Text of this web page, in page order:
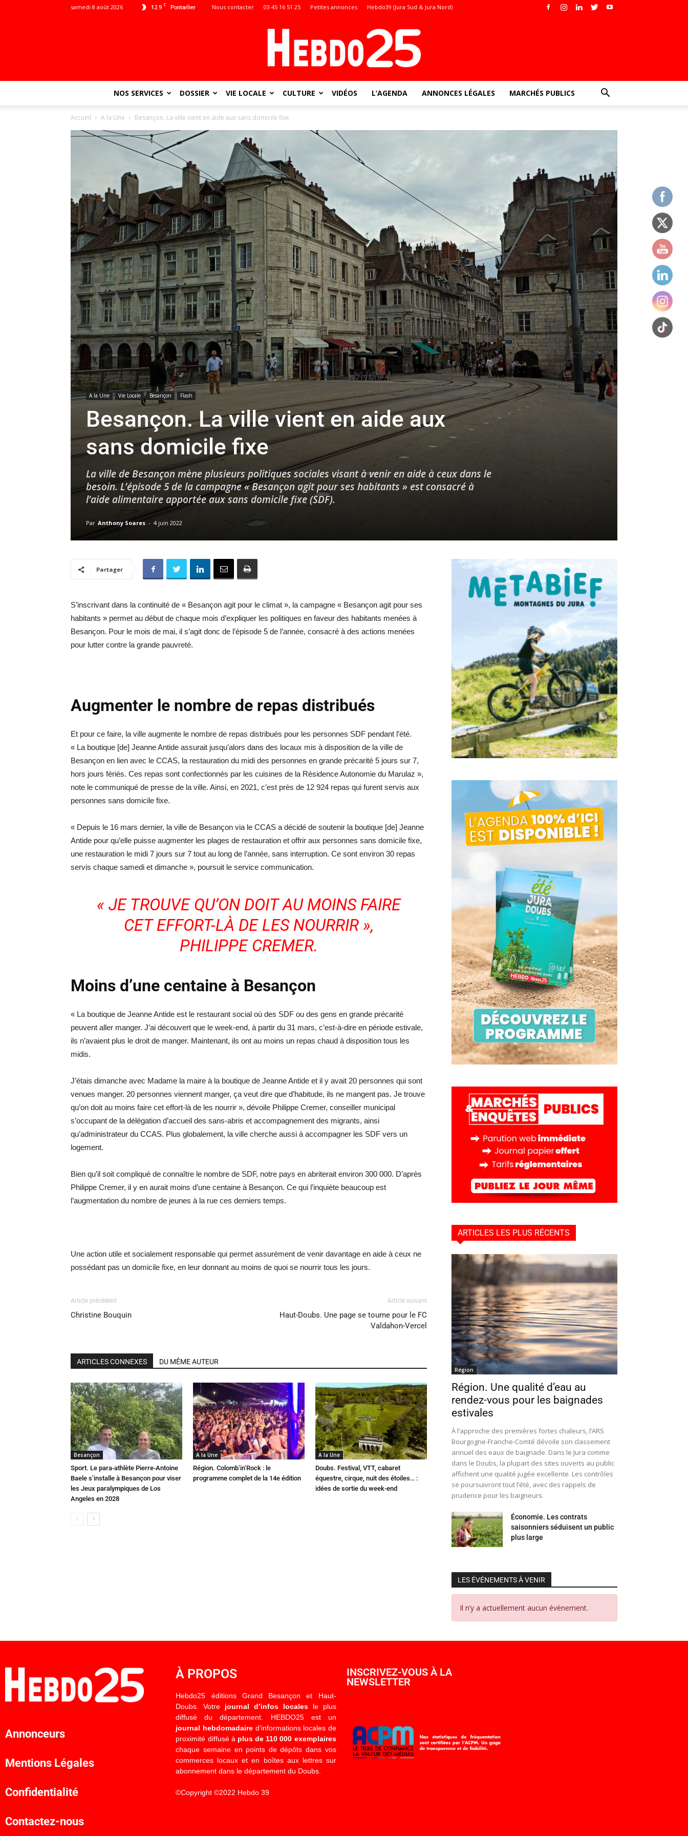
12.9 C Pontarlier
samedi 8 août 2026 Nous contacter 03 45 16 51 25 Petites annonces Hebdo39 (Jura Sud & Jura Nord)
toute
l'info
locale
NOS SERVICES DOSSIER VIE LOCALE CULTURE VIDÉOS L’AGENDA ANNONCES LÉGALES MARCHÉS PUBLICS
Accueil A la Une Besançon. La ville vient en aide aux sans domicile fixe
A la Une Vie Locale Besançon Flash
Besançon. La ville vient en aide aux
sans domicile fixe
La ville de Besançon mène plusieurs politiques sociales visant à venir en aide à ceux dans le
besoin. L’épisode 5 de la campagne « Besançon agit pour ses habitants » est consacré à
l’aide alimentaire apportée aux sans domicile fixe (SDF).
Par Anthony Soares - 4 juin 2022
Partager
S’inscrivant dans la continuité de « Besançon agit pour le climat », la campagne « Besançon agit pour ses
habitants » permet au début de chaque mois d’expliquer les politiques en faveur des habitants menées à
Besançon. Pour le mois de mai, il s’agit donc de l’épisode 5 de l’année, consacré à des actions menées
pour lutter contre la grande pauvreté.
Augmenter le nombre de repas distribués
Et pour ce faire, la ville augmente le nombre de repas distribués pour les personnes SDF pendant l’été.
« La boutique [de] Jeanne Antide assurait jusqu’alors dans des locaux mis à disposition de la ville de
Besançon en lien avec le CCAS, la restauration du midi des personnes en grande précarité 5 jours sur 7,
hors jours fériés. Ces repas sont confectionnés par les cuisines de la Résidence Autonomie du Marulaz »,
note le communiqué de presse de la ville. Ainsi, en 2021, c’est près de 12 924 repas qui furent servis aux
personnes sans domicile fixe.
« Depuis le 16 mars dernier, la ville de Besançon via le CCAS a décidé de soutenir la boutique [de] Jeanne
Antide pour qu’elle puisse augmenter les plages de restauration et offrir aux personnes sans domicile fixe,
une restauration le midi 7 jours sur 7 tout au long de l’année, sans interruption. Ce sont environ 30 repas
servis chaque samedi et dimanche », poursuit le service communication.
« JE TROUVE QU’ON DOIT AU MOINS FAIRE
CET EFFORT-LÀ DE LES NOURRIR »,
PHILIPPE CREMER.
Moins d’une centaine à Besançon
« La boutique de Jeanne Antide est le restaurant social où des SDF ou des gens en grande précarité
peuvent aller manger. J’ai découvert que le week-end, à partir du 31 mars, c’est-à-dire en période estivale,
ils n’avaient plus le droit de manger. Maintenant, ils ont au moins un repas chaud à disposition tous les
midis.
J’étais dimanche avec Madame la maire à la boutique de Jeanne Antide et il y avait 20 personnes qui sont
venues manger. 20 personnes viennent manger, ça veut dire que d’habitude, ils ne mangent pas. Je trouve
qu’on doit au moins faire cet effort-là de les nourrir », dévoile Philippe Cremer, conseiller municipal
s’occupant de la délégation d’accueil des sans-abris et accompagnement des migrants, ainsi
qu’administrateur du CCAS. Plus globalement, la ville cherche aussi à accompagner les SDF vers un
logement.
Bien qu’il soit compliqué de connaître le nombre de SDF, notre pays en abriterait environ 300 000. D’après
Philippe Cremer, il y en aurait moins d’une centaine à Besançon. Ce qui l’inquiète beaucoup est
l’augmentation du nombre de jeunes à la rue ces derniers temps.
Une action utile et socialement responsable qui permet assurément de venir davantage en aide à ceux ne
possédant pas un domicile fixe, en leur donnant au moins de quoi se nourrir tous les jours.
Article précédent
Christine Bouquin
Article suivant
Haut-Doubs. Une page se tourne pour le FC
Valdahon-Vercel
ARTICLES CONNEXES DU MÊME AUTEUR
Besançon
Sport. Le para-athlète Pierre-Antoine
Baele s’installe à Besançon pour viser
les Jeux paralympiques de Los
Angeles en 2028
A la Une
Région. Colomb’in’Rock : le
programme complet de la 14e édition
A la Une
Doubs. Festival, VTT, cabaret
équestre, cirque, nuit des étoiles… :
idées de sortie du week-end
ARTICLES LES PLUS RÉCENTS
Région
Région. Une qualité d’eau au
rendez-vous pour les baignades
estivales
À l’approche des premières fortes chaleurs, l’ARS
Bourgogne-Franche-Comté dévoile son classement
annuel des eaux de baignade. Dans le Jura comme
dans le Doubs, la plupart des sites ouverts au public
affichent une qualité jugée excellente. Les contrôles
se poursuivront tout l’été, avec des rappels de
prudence pour les baigneurs.
Économie. Les contrats
saisonniers séduisent un public
plus large
LES ÉVÉNEMENTS À VENIR
Il n’y a actuellement aucun évènement.
Annonceurs
Mentions Légales
Confidentialité
Contactez-nous
À PROPOS
Hebdo25 éditions Grand Besançon et Haut-
Doubs. Votre journal d’infos localesle plus
diffusé du département. HEBDO25 est un
journal hebdomadaired’informations locales de
proximité diffusé à plus de 110 000 exemplaires
chaque semaine en points de dépôts dans vos
commerces locaux et en boîtes aux lettres sur
abonnement dans le département du Doubs.
©Copyright ©2022 Hebdo 39
INSCRIVEZ-VOUS À LA
NEWSLETTER